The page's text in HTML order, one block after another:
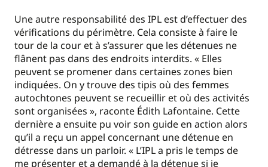
Une autre responsabilité des IPL est d’effectuer des
vérifications du périmètre. Cela consiste à faire le
tour de la cour et à s’assurer que les détenues ne
flânent pas dans des endroits interdits. « Elles
peuvent se promener dans certaines zones bien
indiquées. On y trouve des tipis où des femmes
autochtones peuvent se recueillir et où des activités
sont organisées », raconte Édith Lafontaine. Cette
dernière a ensuite pu voir son guide en action alors
qu’il a reçu un appel concernant une détenue en
détresse dans un parloir. « L’IPL a pris le temps de
me présenter et a demandé à la détenue si je